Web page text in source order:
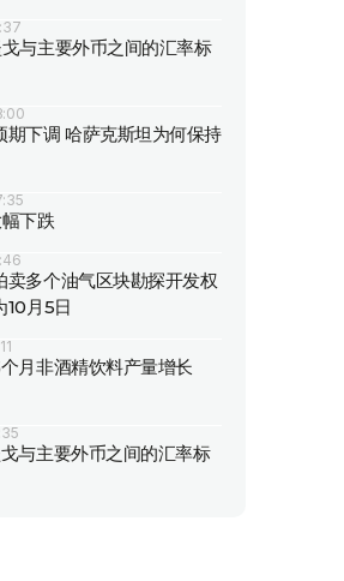
与主要外币之间的汇率标
期下调 哈萨克斯坦为何保持
下跌
卖多个油气区块勘探开发权
10月5日
月非酒精饮料产量增长
与主要外币之间的汇率标